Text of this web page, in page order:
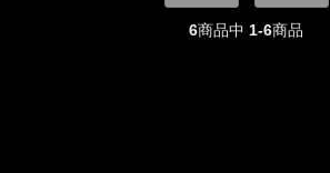
6商品中 1-6商品